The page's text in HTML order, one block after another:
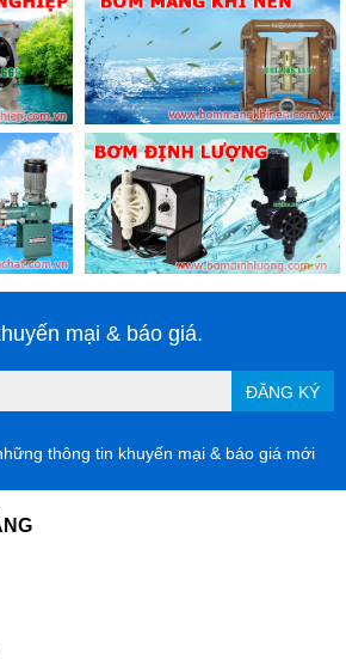
mại & báo giá.
ĐĂNG KÝ
thông tin khuyến mại & báo giá mới